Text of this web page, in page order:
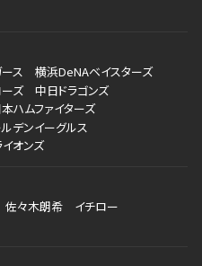
ス
横浜DeNAベイスターズ
ズ
中日ドラゴンズ
ハムファイターズ
デンイーグルス
オンズ
佐々木朗希
イチロー